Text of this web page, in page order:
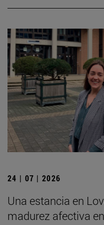
24 | 07 | 2026
Una estancia en
madurez afectiva